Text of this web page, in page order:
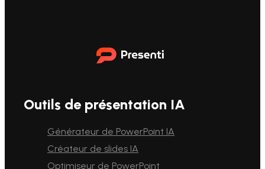
Outils de présentation IA
Générateur de PowerPoint IA
Créateur de slides IA
Optimiseur de PowerPoint